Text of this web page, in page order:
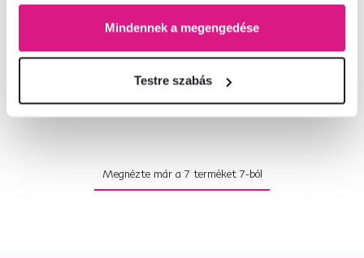
Mindennek a megengedése
Testre szabás
Cipősszekrény 3K, fehér, OLJE
Megnézte már a 7 terméket 7-ból